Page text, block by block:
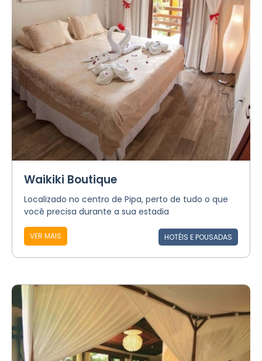
Waikiki Boutique
Localizado no centro de Pipa, perto de tudo o que
você precisa durante a sua estadia
VER MAIS HOTÉIS E POUSADAS